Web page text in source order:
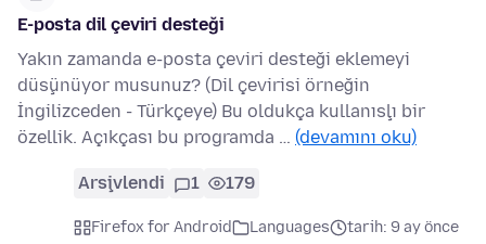
E-posta dil çeviri desteği
Yakın zamanda e-posta çeviri desteği eklemeyi
düşünüyor musunuz? (Dil çevirisi örneğin
İngilizceden - Türkçeye) Bu oldukça kullanışlı bir
özellik. Açıkçası bu programda … (devamını oku)
Arşivlendi 1 179
Firefox for Android Languages
tarih: 9 ay önce